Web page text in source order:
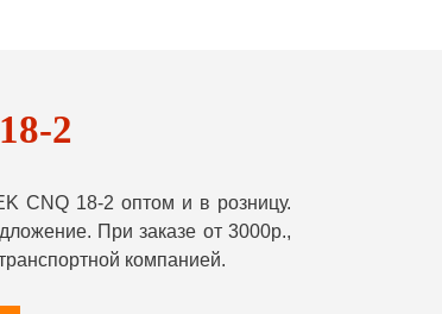
2
CNQ 18-2 оптом и в розницу.
При заказе от 3000р.,
компанией.